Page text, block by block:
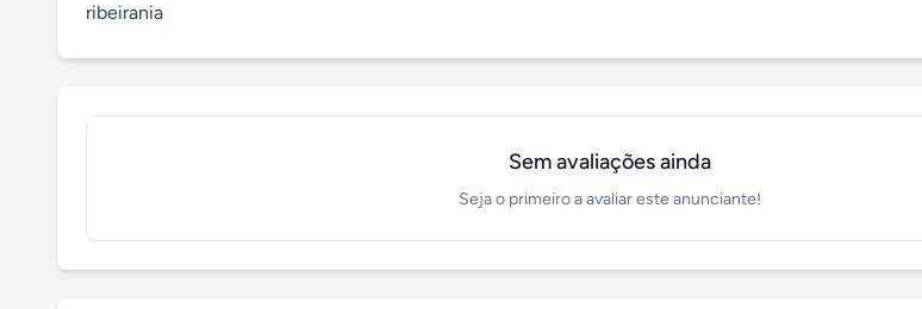
ribeirania
Sem avaliações ainda
Seja o primeiro a avaliar este anunciante!